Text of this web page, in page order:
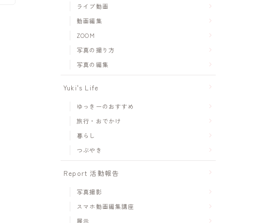
ライブ動画
動画編集
ZOOM
写真の撮り方
写真の編集
Yuki's Life
ゆっきーのおすすめ
旅行・おでかけ
暮らし
つぶやき
Report 活動報告
写真撮影
スマホ動画編集講座
展示